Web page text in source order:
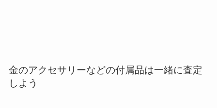
金のアクセサリーなどの付属品は一緒に査定
しよう